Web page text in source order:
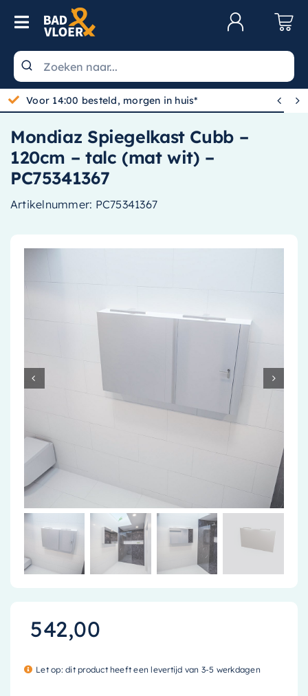
Skip to content
Toggle Navigation
Wastafels
Toiletten
Spiegels
Kranen
Douche
Radiatoren
Accessoires
Installatiemateriaal
Klimaatbeheersing
Voor 14:00 besteld, morgen in huis*  
Mondiaz Spiegelkast Cubb –
120cm – talc (mat wit) –
PC75341367
Artikelnummer: PC75341367
542,00
Let op: dit product heeft een levertijd van 3-5 werkdagen